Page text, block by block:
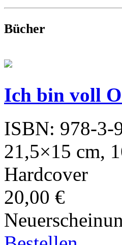
Bücher
Ich bin voll
ISBN: 978-3-
21,5×15 cm,
Hardcover
20,00 €